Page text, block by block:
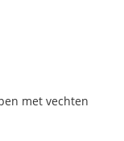
met vechten